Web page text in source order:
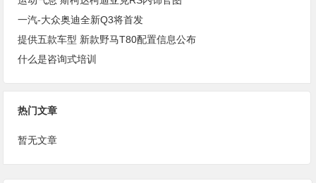
一汽-大众奥迪全新Q3将首发
提供五款车型 新款野马T80配置信息公布
什么是咨询式培训
热门文章
暂无文章